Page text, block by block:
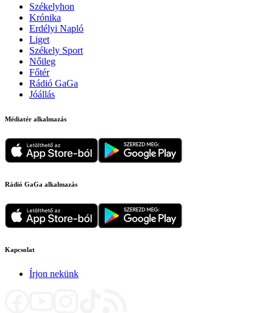
Székelyhon
Krónika
Erdélyi Napló
Liget
Székely Sport
Nőileg
Főtér
Rádió GaGa
Jóállás
Médiatér alkalmazás
Rádió GaGa alkalmazás
Kapcsolat
Írjon nekünk